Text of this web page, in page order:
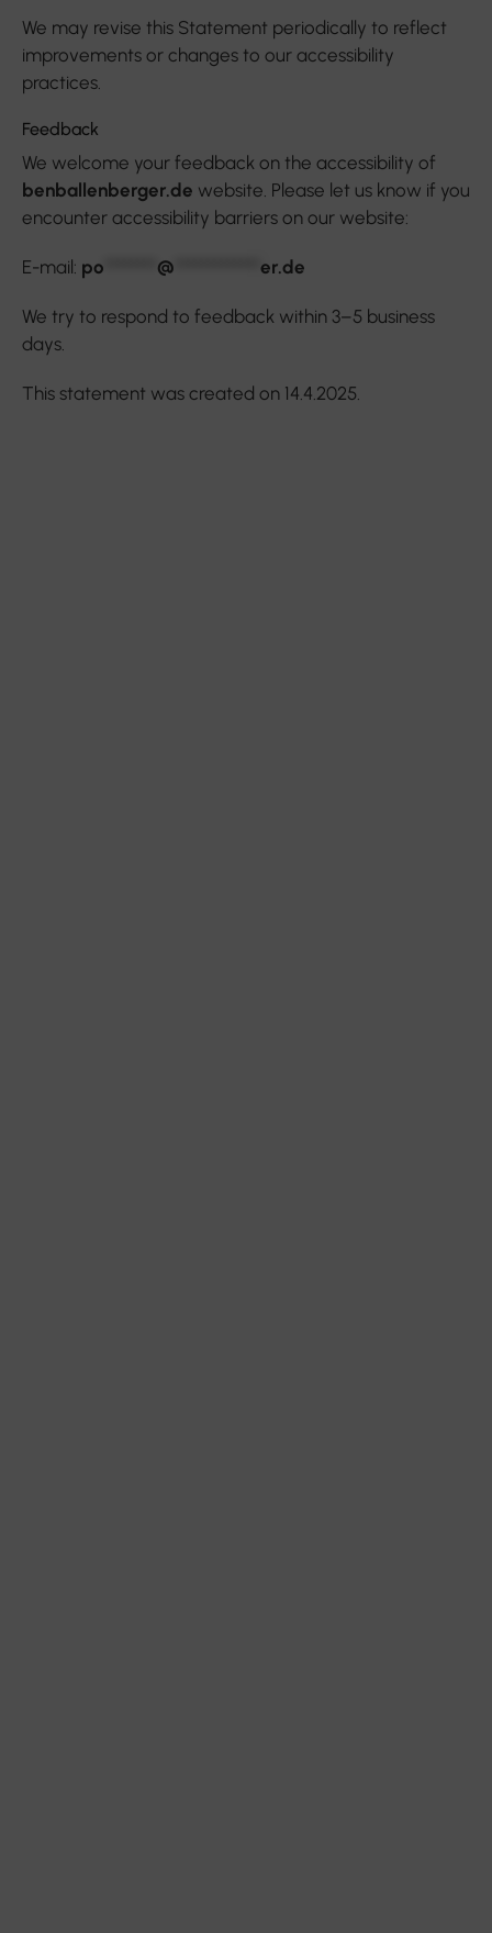
We may revise this Statement periodically to reflect
improvements or changes to our accessibility
practices.
Feedback
We welcome your feedback on the accessibility of
benballenberger.de website. Please let us know if you
encounter accessibility barriers on our website:
E-mail: po @ er.de
We try to respond to feedback within 3–5 business
days.
This statement was created on 14.4.2025.